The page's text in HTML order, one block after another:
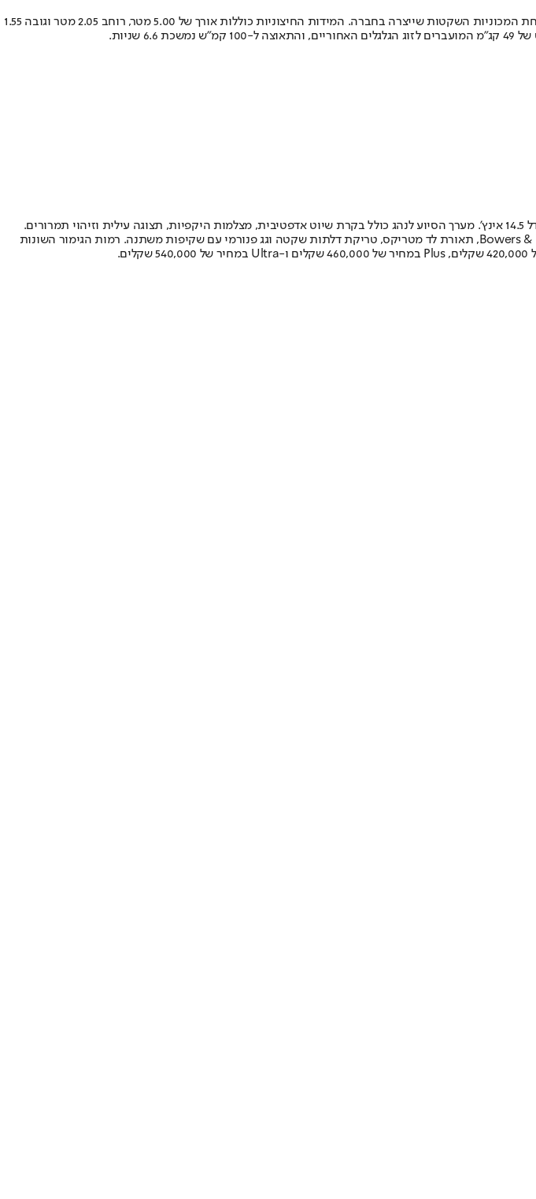
ה-ES90 מבוסס על פלטפורמת SPA2 של וולוו, בדומה ל-EX90, ומציג מקדם גרר של 0.25. לדברי וולוו מדובר באחת המכוניות השקטות שייצרה בחברה. המידות החיצוניות כוללות אורך של 5.00 מטר, רוחב 2.05 מטר וגובה 1.55
בתא הנוסעים מותקנת מערכת מולטימדיה עדכנית עם Google מובנה, לוח מחוונים דיגיטאלי ומסך מרכזי בגודל 14.5 אינץ’. מערך הסיוע לנהג כולל בקרת שיוט אדפטיבית, מצלמות היקפיות, תצוגה עילית וזיהוי תמרורים.
ברמות הגימור Core ו-Plus מותקנת מערכת שמע מבית Bose, וב-Ultra ניתן להאזין למערכת מבית Bowers & Wilkins, תאורת לד מטריקס, טריקת דלתות שקטה וגג פנורמי עם שקיפות משתנה. רמות הגימור השונות